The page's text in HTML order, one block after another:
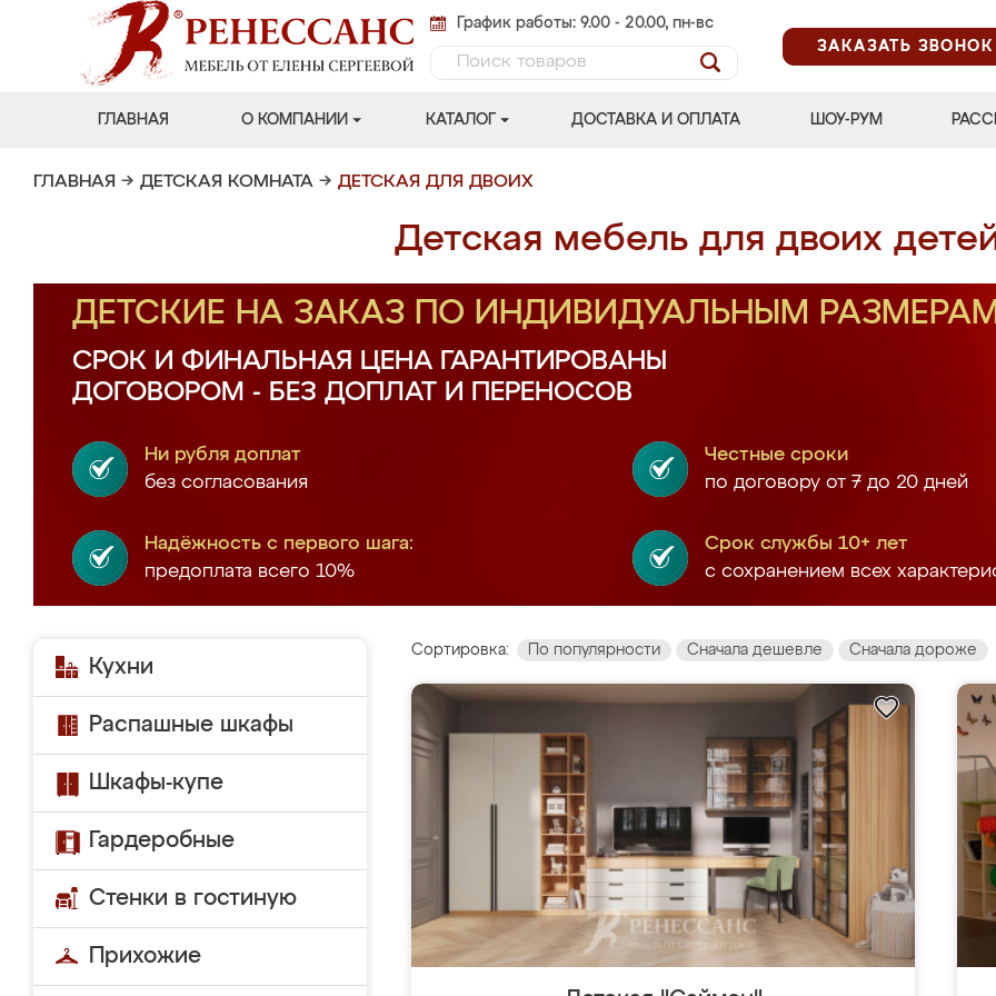
График работы: 9.00 - 20.00, пн-вс
ЗАКАЗАТЬ ЗВОНОК
ГЛАВНАЯ О КОМПАНИИ КАТАЛОГ ДОСТАВКА И ОПЛАТА ШОУ-РУМ
ГЛАВНАЯ → ДЕТСКАЯ КОМНАТА → ДЕТСКАЯ ДЛЯ ДВОИХ
Детская мебель для двоих
ДЕТСКИЕ НА ЗАКАЗ ПО ИНДИВИДУАЛЬНЫМ
СРОК И ФИНАЛЬНАЯ ЦЕНА ГАРАНТИРОВАНЫ
ДОГОВОРОМ - БЕЗ ДОПЛАТ И ПЕРЕНОСОВ
Ни рубля доплат
без согласования
Честные сроки
по договору от 7 до 20 дней
Надёжность с первого шага:
предоплата всего 10%
Срок службы 10+ лет
с сохранением всех
Кухни
Распашные шкафы
Шкафы-купе
Гардеробные
Стенки в гостиную
Прихожие
Сортировка: По популярности Сначала дешевле Сначала дороже